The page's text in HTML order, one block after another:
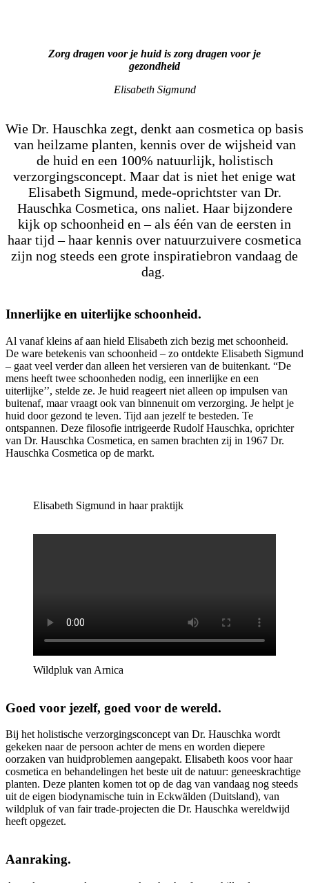
Zorg dragen voor je huid is zorg dragen voor je
gezondheid
Elisabeth Sigmund
Wie Dr. Hauschka zegt, denkt aan cosmetica op basis
van heilzame planten, kennis over de wijsheid van
de huid en een 100% natuurlijk, holistisch
verzorgingsconcept. Maar dat is niet het enige wat
Elisabeth Sigmund, mede-oprichtster van Dr.
Hauschka Cosmetica, ons naliet. Haar bijzondere
kijk op schoonheid en – als één van de eersten in
haar tijd – haar kennis over natuurzuivere cosmetica
zijn nog steeds een grote inspiratiebron vandaag de
dag.
Innerlijke en uiterlijke schoonheid.
Al vanaf kleins af aan hield Elisabeth zich bezig met schoonheid.
De ware betekenis van schoonheid – zo ontdekte Elisabeth Sigmund
– gaat veel verder dan alleen het versieren van de buitenkant. “De
mens heeft twee schoonheden nodig, een innerlijke en een
uiterlijke’’, stelde ze. Je huid reageert niet alleen op impulsen van
buitenaf, maar vraagt ook van binnenuit om verzorging. Je helpt je
huid door gezond te leven. Tijd aan jezelf te besteden. Te
ontspannen. Deze filosofie intrigeerde Rudolf Hauschka, oprichter
van Dr. Hauschka Cosmetica, en samen brachten zij in 1967 Dr.
Hauschka Cosmetica op de markt.
Elisabeth Sigmund in haar praktijk
Wildpluk van Arnica
Goed voor jezelf, goed voor de wereld.
Bij het holistische verzorgingsconcept van Dr. Hauschka wordt
gekeken naar de persoon achter de mens en worden diepere
oorzaken van huidproblemen aangepakt. Elisabeth koos voor haar
cosmetica en behandelingen het beste uit de natuur: geneeskrachtige
planten. Deze planten komen tot op de dag van vandaag nog steeds
uit de eigen biodynamische tuin in Eckwälden (Duitsland), van
wildpluk of van fair trade-projecten die Dr. Hauschka wereldwijd
heeft opgezet.
Aanraking.